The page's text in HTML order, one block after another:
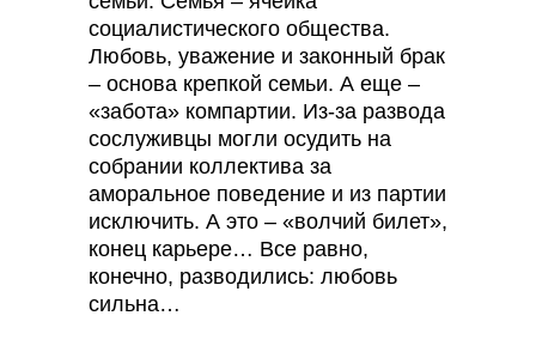
социалистического общества.
Любовь, уважение и законный брак
– основа крепкой семьи. А еще –
«забота» компартии. Из-за развода
сослуживцы могли осудить на
собрании коллектива за
аморальное поведение и из партии
исключить. А это – «волчий билет»,
конец карьере… Все равно,
конечно, разводились: любовь
сильна…